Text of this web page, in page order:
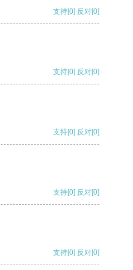
支持[0] 反对[0]
支持[0] 反对[0]
支持[0] 反对[0]
支持[0] 反对[0]
支持[0] 反对[0]